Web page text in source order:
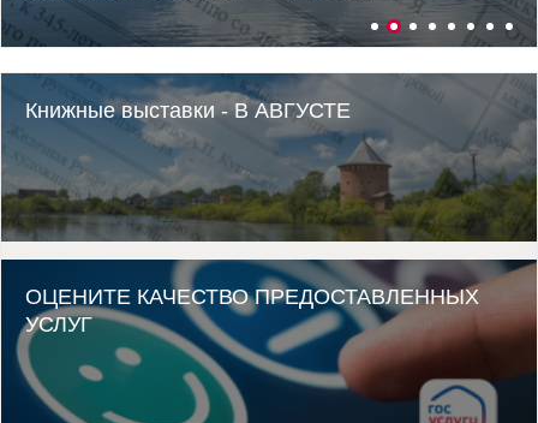
Книжные выставки - В АВГУСТЕ
ОЦЕНИТЕ КАЧЕСТВО ПРЕДОСТАВЛЕННЫХ
УСЛУГ